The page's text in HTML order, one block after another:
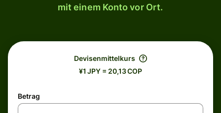
mit einem Konto vor Ort.
Devisenmittelkurs
¥1 JPY = 20,13 COP
Betrag